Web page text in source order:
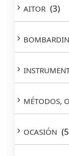
AITOR (3)
MÉTODOS,
OCASIÓN